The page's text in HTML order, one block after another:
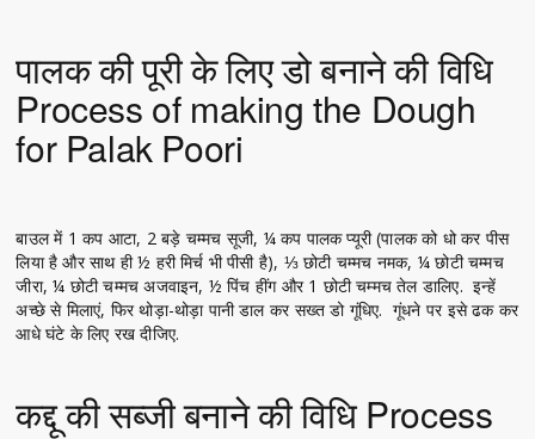
पालक की पूरी के लिए डो बनाने की विधि
Process of making the Dough
for Palak Poori
बाउल में 1 कप आटा, 2 बड़े चम्मच सूजी, ¼ कप पालक प्यूरी (पालक को धो कर पीस
लिया है और साथ ही ½ हरी मिर्च भी पीसी है), ⅓ छोटी चम्मच नमक, ¼ छोटी चम्मच
जीरा, ¼ छोटी चम्मच अजवाइन, ½ पिंच हींग और 1 छोटी चम्मच तेल डालिए. इन्हें
अच्छे से मिलाएं, फिर थोड़ा-थोड़ा पानी डाल कर सख्त डो गूंधिए. गूंधने पर इसे ढक कर
आधे घंटे के लिए रख दीजिए.
कद्दू की सब्जी बनाने की विधि Process